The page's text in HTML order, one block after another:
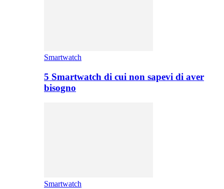
Smartwatch
5 Smartwatch di cui non sapevi di aver
bisogno
Smartwatch